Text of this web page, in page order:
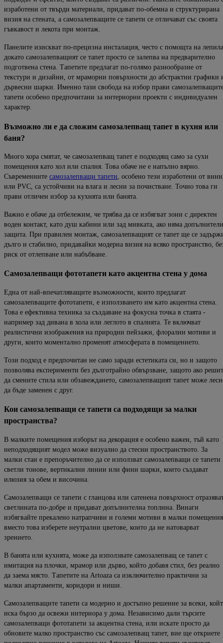
изработени от твърди материали, придават по-обемна и структурирана
визия на стената, а самозалепващите се тапети се отличават със своята
гъвкавост и лекота при монтаж.
Панелите изискват по-прецизна инсталация, често с помощта на
докато самозалепващият се тапет просто се залепва на предварително
подготвена стена. Тапетите предлагат по-голямо разнообразие от
текстури и дизайни, от мраморни повърхности до абстрактни графики
дървесни шарки. Именно тази свобода на избор прави
тапети особено предпочитани за интериорни проекти с индивидуален
характер.
Възможно ли е да сложим самозалепващ тапет в кухня или
баня?
Много хора смятат, че самозалепващ тапет е подходящ само за сухи
помещения като хол или спалня. Това обаче не е напълно вярно.
Съвременните самозалепващи тапети, особено тези изработени от
или PVC, са устойчиви на влага и лесни за почистване. Точно това ги
прави отличен избор за кухнята или банята.
Важно е обаче да отбележим, че трябва да се избягват зони с директен
воден контакт, като душ кабини или зад мивката, ако няма
защита. При правилен монтаж, самозалепващият се тапет ще се
дълго и стабилно, придавайки модерна визия на всяко пространство,
риск от отлепване или набъбване.
Самозалепващи фототапети като акцентна стена у дома
Една от най-впечатляващите възможности, които предлагат
самозалепващите фототапети, е използването им като акцентна стена.
Това е ефективна техника за създаване на фокусна точка в стаята -
например зад дивана в хола или леглото в спалнята. Те включват
реалистични изображения на природни пейзажи, флорални мотиви и
други, които моментално променят атмосферата в помещението.
Този подход е предпочитан не само заради естетиката си, но и защото
позволява експерименти без дълготрайно обвързване, защото ако
да смените стила или обзавеждането, самозалепващият тапет може
да бъде заменен с друг.
Кои самозалепващи се тапети са подходящи за малки
пространства?
В малките помещения изборът на декорация е особено важен, тъй като
неподходящият модел може визуално да стесни пространството. За
малки стаи е препоръчително да се използват самозалепващи се тапети
светли тонове, вертикални линии или фини шарки, които създават
илюзия за обем и височина.
Самозалепващи се тапети с гланцова или сатенена повърхност
светлината по-добре и придават допълнителна топлина. Винаги
избягвайте прекалено натрапчиви и големи мотиви в малки
вместо това изберете неутрални цветове, които да не натоварват
зрението.
В банята или кухнята, може да използвате самозалепващ се тапет с
имитация на плочки, мрамор или дърво , който добавя стил, без реално
да заема място. Тапетите на Artoaza са изключително практични за
малки апартаменти, коридори и ниши.
Самозалепващите тапети са модерно и достъпно решение за всеки,
иска бързо да освежи интериора у дома . Независимо дали търсите
самозалепващи фототапети за акцентна стена, или искате просто да
обновите малко пространство със самозалепващ тапет, вие ще откриете